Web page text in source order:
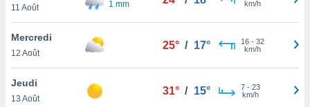
au
vous
de
11 Août
1 mm
km/h
Mercredi
12 Août
25° / 17° 16- 32
km/h
Jeudi
13 Août
31° / 15° 7- 23
km/h